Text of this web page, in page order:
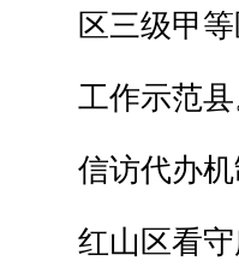
区三级甲
工作示范
信访代办
红山区看